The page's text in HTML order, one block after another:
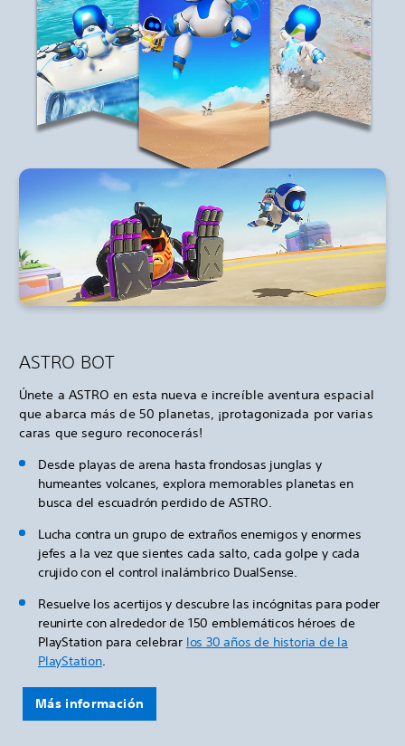
ASTRO BOT
Únete a ASTRO en esta nueva e increíble aventura espacial
que abarca más de 50 planetas, ¡protagonizada por varias
caras que seguro reconocerás!
Desde playas de arena hasta frondosas junglas y
humeantes volcanes, explora memorables planetas en
busca del escuadrón perdido de ASTRO.
Lucha contra un grupo de extraños enemigos y enormes
jefes a la vez que sientes cada salto, cada golpe y cada
crujido con el control inalámbrico DualSense.
Resuelve los acertijos y descubre las incógnitas para poder
reunirte con alrededor de 150 emblemáticos héroes de
PlayStation para celebrar los 30 años de historia de la
PlayStation.
Más información